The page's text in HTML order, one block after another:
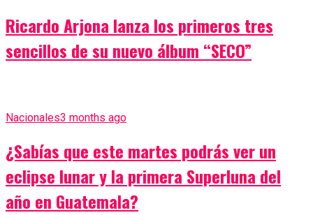
Ricardo Arjona lanza los primeros tres
sencillos de su nuevo álbum “SECO”
Nacionales3 months ago
¿Sabías que este martes podrás ver un
eclipse lunar y la primera Superluna del
año en Guatemala?